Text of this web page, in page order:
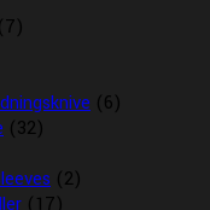
(7)
(6)
(32)
(2)
(17)